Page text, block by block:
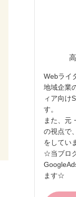
Webライ
地域企業
ィア向け
す。
また、元
の視点で
をしてい
☆当ブロ
ます☆